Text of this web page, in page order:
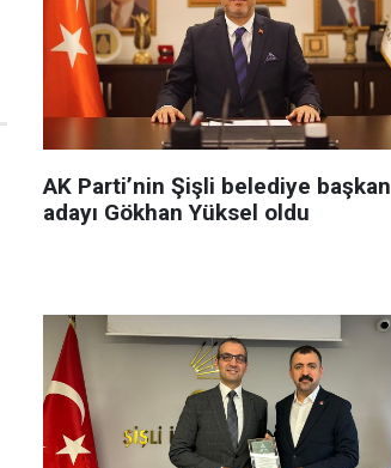
AK Parti’nin Şişli belediye başkan
adayı Gökhan Yüksel oldu